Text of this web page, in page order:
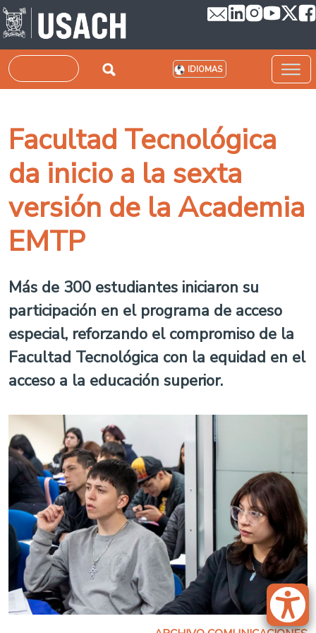
Pasar al contenido principal
Buscar IDIOMAS
Facultad Tecnológica
da inicio a la sexta
versión de la Academia
EMTP
Más de 300 estudiantes iniciaron su
participación en el programa de acceso
especial, reforzando el compromiso de la
Facultad Tecnológica con la equidad en el
acceso a la educación superior.